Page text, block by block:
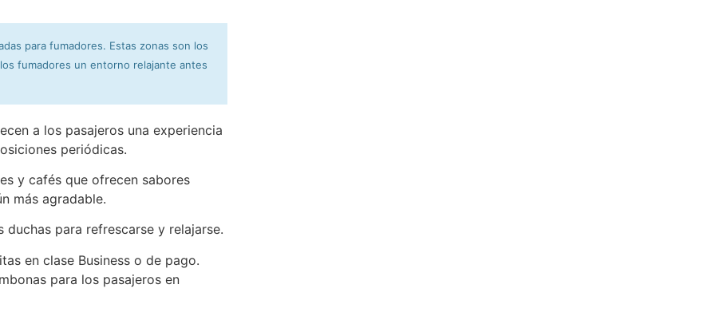
para fumadores. Estas zonas son los
fumadores un entorno relajante antes
a los pasajeros una experiencia
periódicas.
y cafés que ofrecen sabores
más agradable.
para refrescarse y relajarse.
en clase Business o de pago.
para los pasajeros en